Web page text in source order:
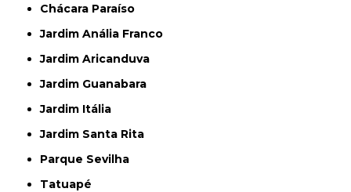
Chácara Paraíso
Jardim Anália Franco
Jardim Aricanduva
Jardim Guanabara
Jardim Itália
Jardim Santa Rita
Parque Sevilha
Tatuapé